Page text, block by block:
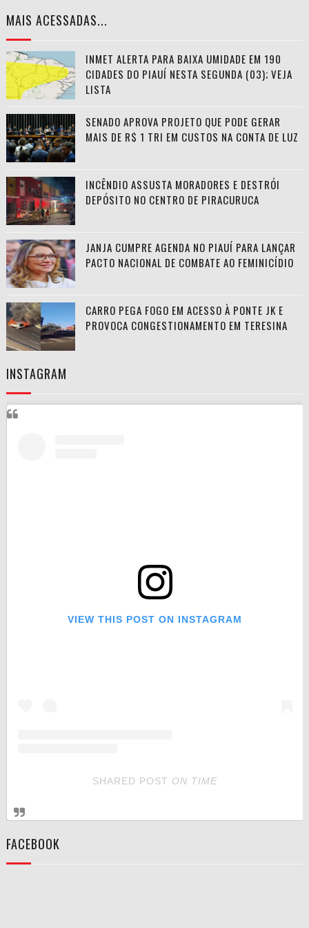
MAIS ACESSADAS...
INMET ALERTA PARA BAIXA UMIDADE EM 190
CIDADES DO PIAUÍ NESTA SEGUNDA (03); VEJA
LISTA
SENADO APROVA PROJETO QUE PODE GERAR
MAIS DE R$ 1 TRI EM CUSTOS NA CONTA DE LUZ
INCÊNDIO ASSUSTA MORADORES E DESTRÓI
DEPÓSITO NO CENTRO DE PIRACURUCA
JANJA CUMPRE AGENDA NO PIAUÍ PARA LANÇAR
PACTO NACIONAL DE COMBATE AO FEMINICÍDIO
CARRO PEGA FOGO EM ACESSO À PONTE JK E
PROVOCA CONGESTIONAMENTO EM TERESINA
INSTAGRAM
VIEW THIS POST ON INSTAGRAM
SHARED POST ON TIME
FACEBOOK